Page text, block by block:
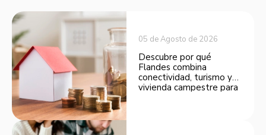
05 de Agosto de 2026
Descubre por qué
Flandes combina
conectividad, turismo y
vivienda campestre para